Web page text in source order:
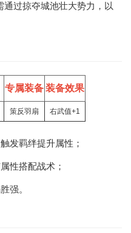
通过掠夺城池壮大势力，以
专属装备装备效果
策反羽扇 右武值+1
发羁绊提升属性；
性搭配战术；
强。